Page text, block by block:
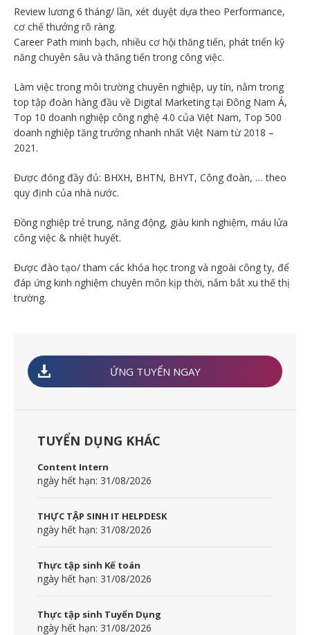
Review lương 6 tháng/ lần, xét duyệt dựa theo Performance,
cơ chế thưởng rõ ràng.
Career Path minh bạch, nhiều cơ hội thăng tiến, phát triển kỹ
năng chuyên sâu và thăng tiến trong công việc.
Làm việc trong môi trường chuyên nghiệp, uy tín, nằm trong
top tập đoàn hàng đầu về Digital Marketing tại Đông Nam Á,
Top 10 doanh nghiệp công nghệ 4.0 của Việt Nam, Top 500
doanh nghiệp tăng trưởng nhanh nhất Việt Nam từ 2018 –
2021.
Được đóng đầy đủ: BHXH, BHTN, BHYT, Công đoàn, … theo
quy định của nhà nước.
Đồng nghiệp trẻ trung, năng động, giàu kinh nghiệm, máu lửa
công việc & nhiệt huyết.
Được đào tạo/ tham các khóa học trong và ngoài công ty, để
đáp ứng kinh nghiệm chuyên môn kịp thời, nắm bắt xu thế thị
trường.
ỨNG TUYỂN NGAY
TUYỂN DỤNG KHÁC
Content Intern
ngày hết hạn: 31/08/2026
THỰC TẬP SINH IT HELPDESK
ngày hết hạn: 31/08/2026
Thực tập sinh Kế toán
ngày hết hạn: 31/08/2026
Thực tập sinh Tuyển Dụng
ngày hết hạn: 31/08/2026